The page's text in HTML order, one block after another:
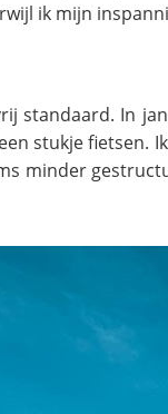
ik mijn
standaard. In
stukje fietsen.
minder